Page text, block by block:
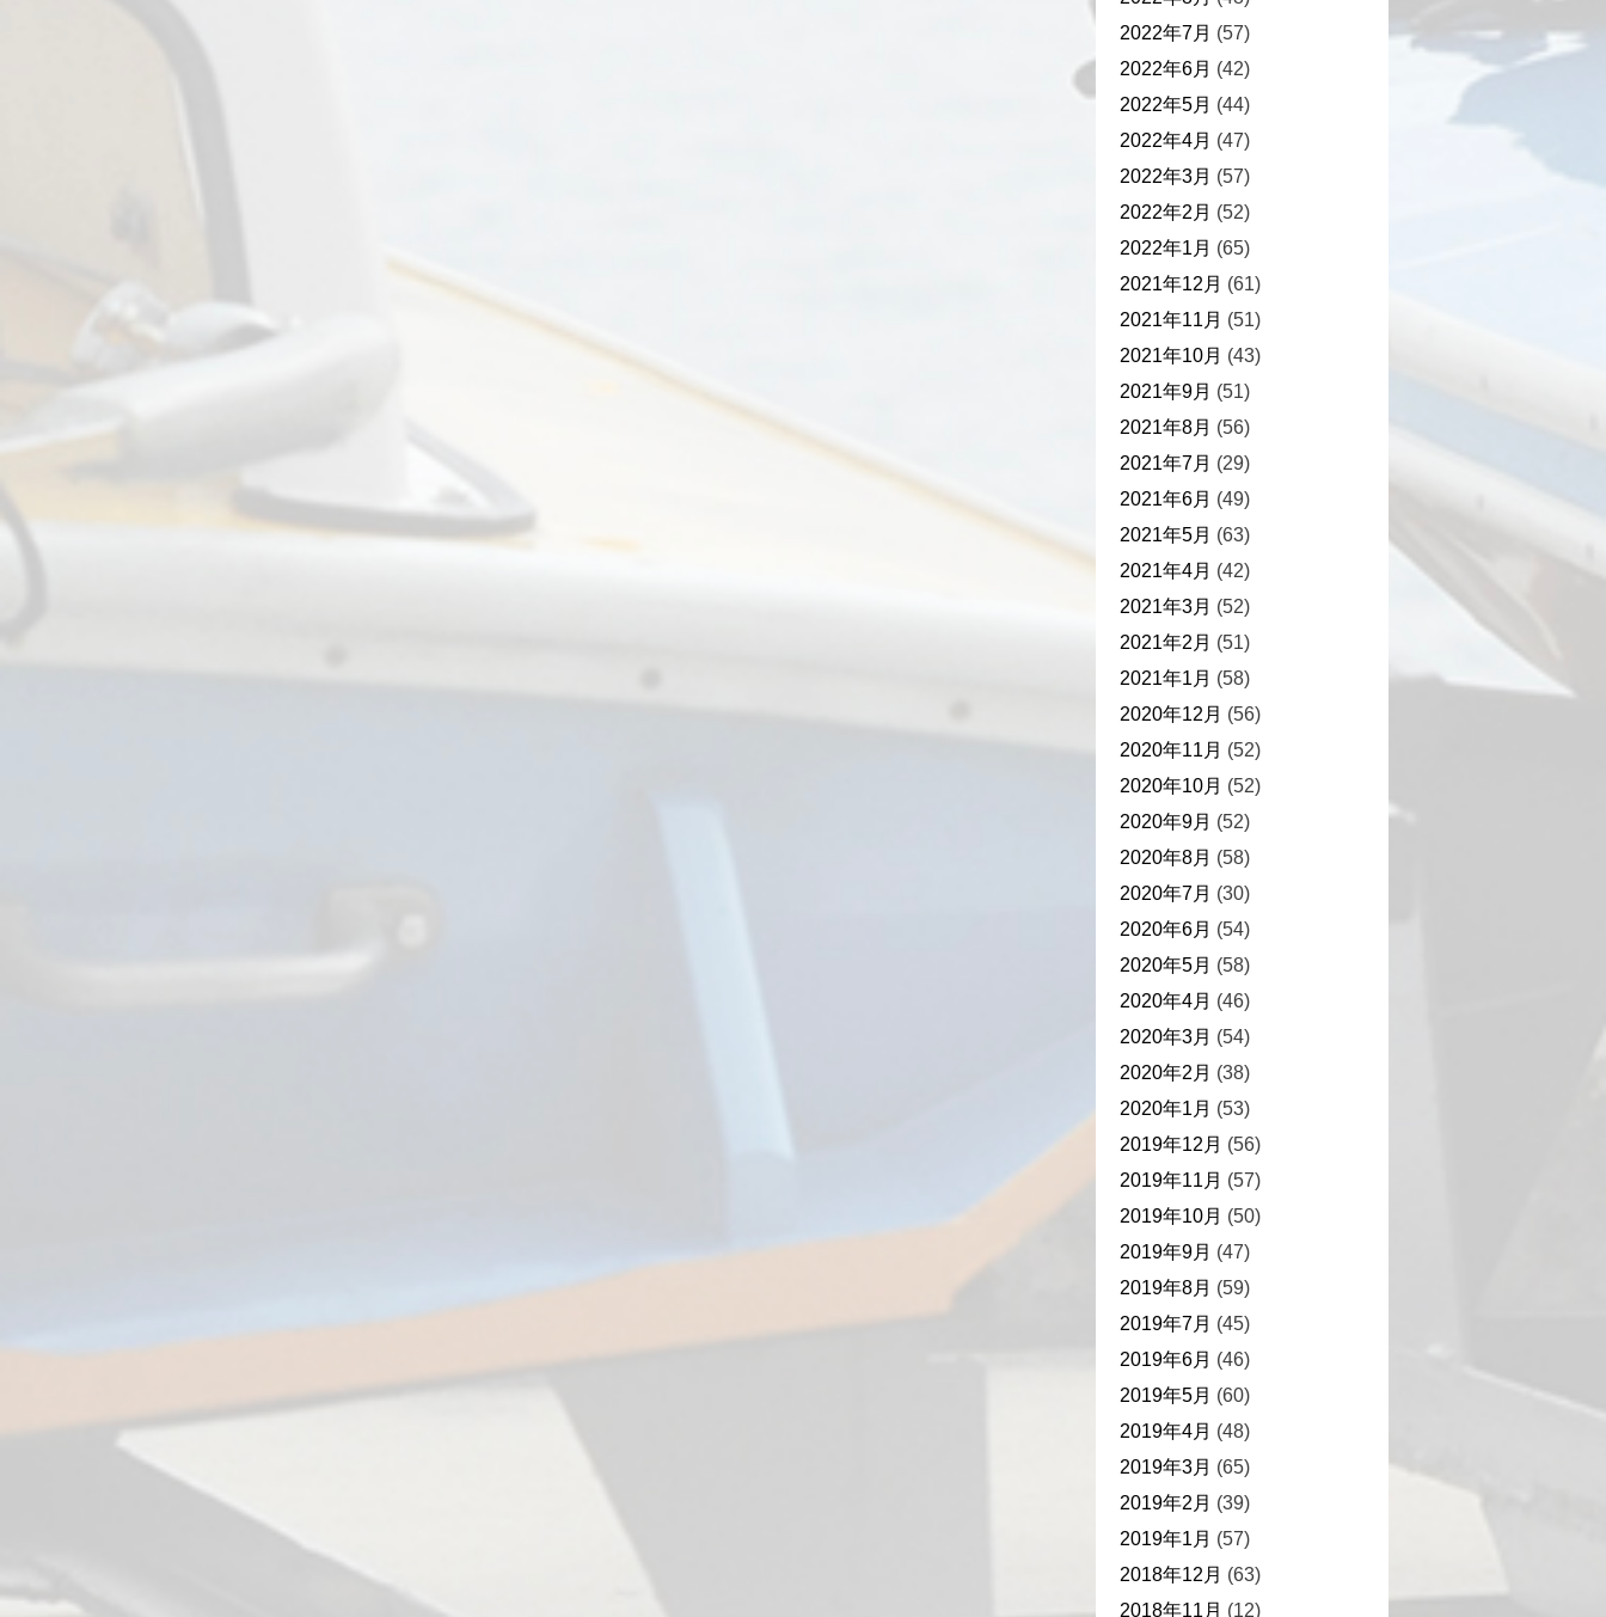
2022年7月 (57)
2022年6月 (42)
2022年5月 (44)
2022年4月 (47)
2022年3月 (57)
2022年2月 (52)
2022年1月 (65)
2021年12月 (61)
2021年11月 (51)
2021年10月 (43)
2021年9月 (51)
2021年8月 (56)
2021年7月 (29)
2021年6月 (49)
2021年5月 (63)
2021年4月 (42)
2021年3月 (52)
2021年2月 (51)
2021年1月 (58)
2020年12月 (56)
2020年11月 (52)
2020年10月 (52)
2020年9月 (52)
2020年8月 (58)
2020年7月 (30)
2020年6月 (54)
2020年5月 (58)
2020年4月 (46)
2020年3月 (54)
2020年2月 (38)
2020年1月 (53)
2019年12月 (56)
2019年11月 (57)
2019年10月 (50)
2019年9月 (47)
2019年8月 (59)
2019年7月 (45)
2019年6月 (46)
2019年5月 (60)
2019年4月 (48)
2019年3月 (65)
2019年2月 (39)
2019年1月 (57)
2018年12月 (63)
2018年11月 (12)